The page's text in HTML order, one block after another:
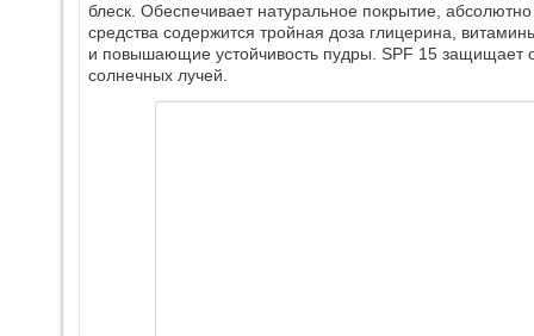
блеск. Обеспечивает натуральное покрытие,
средства содержится тройная доза глицерина,
и повышающие устойчивость пудры. SPF 15 защищает
солнечных лучей.